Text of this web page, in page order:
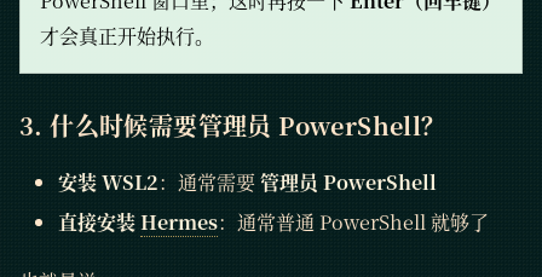
才会真正开始执行。
3. 什么时候需要管理员 PowerShell？
安装 WSL2：通常需要 管理员 PowerShell
直接安装Hermes：通常普通 PowerShell 就够了